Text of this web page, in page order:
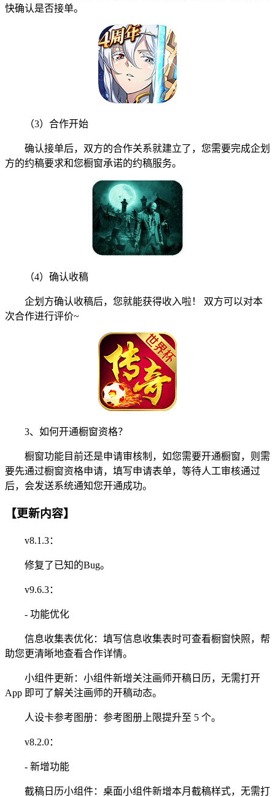
快确认是否接单。
（3）合作开始
确认接单后，双方的合作关系就建立了，您需要完成企划
方的约稿要求和您橱窗承诺的约稿服务。
（4）确认收稿
企划方确认收稿后，您就能获得收入啦！ 双方可以对本
次合作进行评价~
3、如何开通橱窗资格？
橱窗功能目前还是申请审核制，如您需要开通橱窗，则需
要先通过橱窗资格申请，填写申请表单，等待人工审核通过
后，会发送系统通知您开通成功。
【更新内容】
v8.1.3：
修复了已知的Bug。
v9.6.3：
- 功能优化
信息收集表优化：填写信息收集表时可查看橱窗快照，帮
助您更清晰地查看合作详情。
小组件更新：小组件新增关注画师开稿日历，无需打开
App 即可了解关注画师的开稿动态。
人设卡参考图册：参考图册上限提升至 5 个。
v8.2.0：
- 新增功能
截稿日历小组件：桌面小组件新增本月截稿样式，无需打